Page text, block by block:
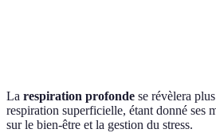
La respiration profonde se révèlera
respiration superficielle, étant donné ses
sur le bien-être et la gestion du stress.